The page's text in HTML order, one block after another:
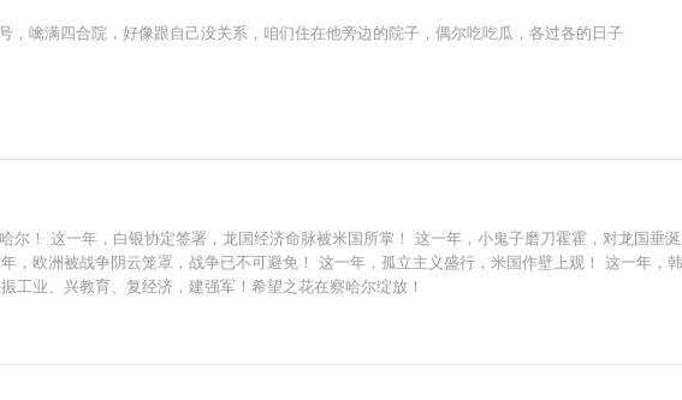
，噙满四合院，好像跟自己没关系，咱们住在他旁边的院子，偶尔吃吃瓜，各过各的日子
尔！ 这一年，白银协定签署，龙国经济命脉被米国所掌！ 这一年，小鬼子磨刀霍霍，对龙国垂
，欧洲被战争阴云笼罩，战争已不可避免！ 这一年，孤立主义盛行，米国作壁上观！ 这一年
工业、兴教育、复经济，建强军！希望之花在察哈尔绽放！